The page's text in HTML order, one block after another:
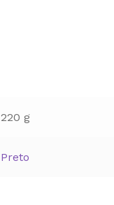
220 g
Preto